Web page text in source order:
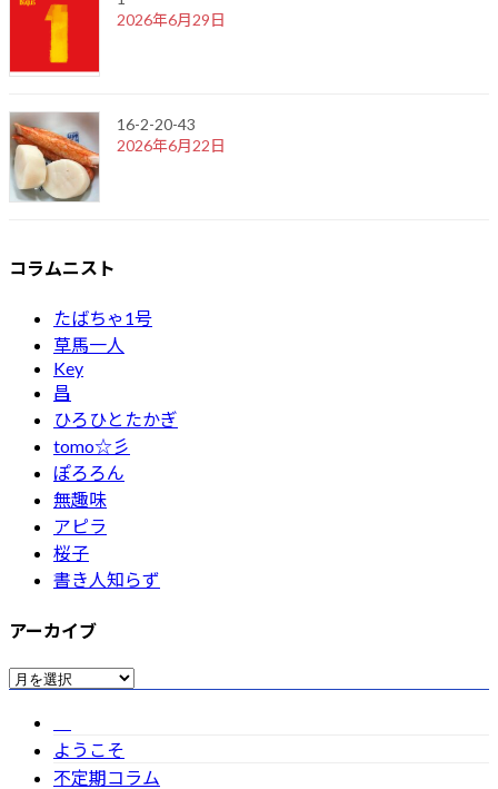
2026年6月29日
16-2-20-43
2026年6月22日
コラムニスト
たばちゃ1号
草馬一人
Key
昌
ひろひとたかぎ
tomo☆彡
ぽろろん
無趣味
アピラ
桜子
書き人知らず
アーカイブ
ア
ようこそ
不定期コラム